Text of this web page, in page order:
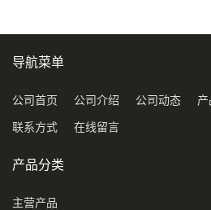
导航菜单
公司首页 公司介绍 公司动态 产
联系方式 在线留言
产品分类
主营产品